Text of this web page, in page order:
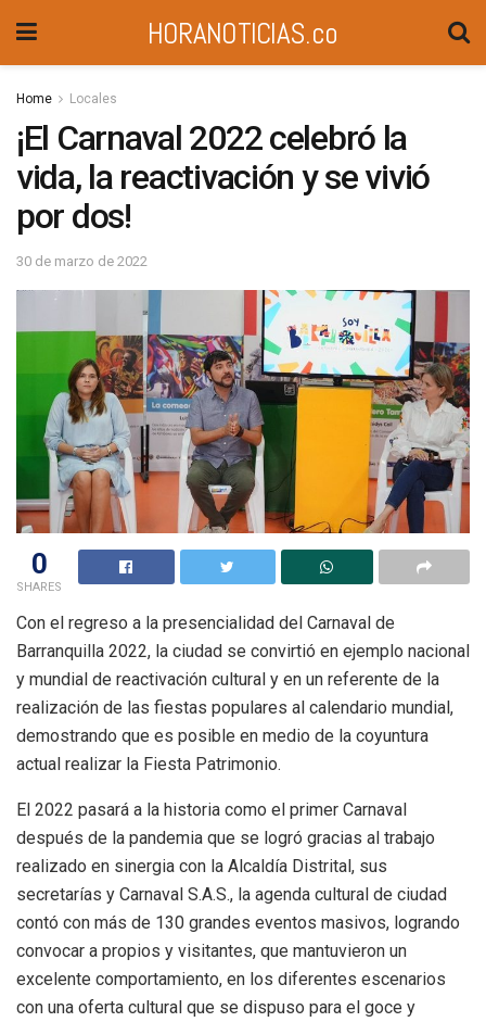
HORANOTICIAS.co
Home Locales
¡El Carnaval 2022 celebró la
vida, la reactivación y se vivió
por dos!
30 de marzo de 2022
0
SHARES
Con el regreso a la presencialidad del Carnaval de
Barranquilla 2022, la ciudad se convirtió en ejemplo nacional
y mundial de reactivación cultural y en un referente de la
realización de las fiestas populares al calendario mundial,
demostrando que es posible en medio de la coyuntura
actual realizar la Fiesta Patrimonio.
El 2022 pasará a la historia como el primer Carnaval
después de la pandemia que se logró gracias al trabajo
realizado en sinergia con la Alcaldía Distrital, sus
secretarías y Carnaval S.A.S., la agenda cultural de ciudad
contó con más de 130 grandes eventos masivos, logrando
convocar a propios y visitantes, que mantuvieron un
excelente comportamiento, en los diferentes escenarios
con una oferta cultural que se dispuso para el goce y